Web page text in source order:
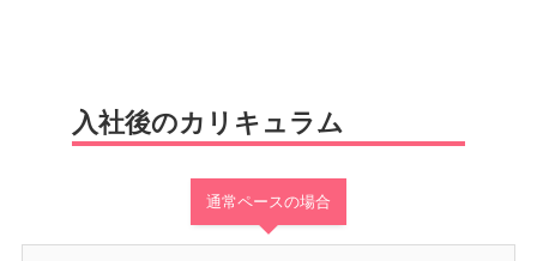
入社後のカリキュラム
通常ペースの場合